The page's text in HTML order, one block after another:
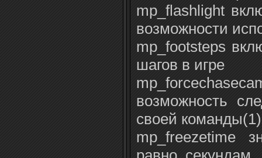
mp_flashlight
возможности
mp_footsteps
шагов в игре
возможность
своей
mp_freezetime